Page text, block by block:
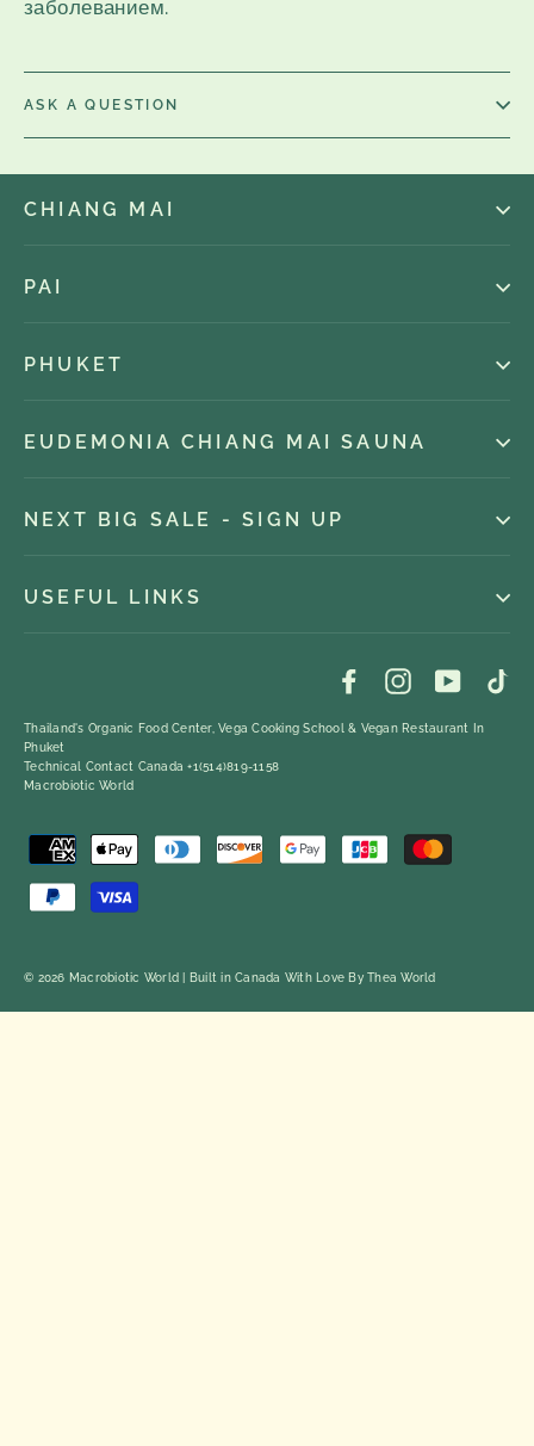
заболеванием.
ASK A QUESTION
CHIANG MAI
PAI
PHUKET
EUDEMONIA CHIANG MAI SAUNA
NEXT BIG SALE - SIGN UP
USEFUL LINKS
FacebookInstagram
Thailand's Organic Food Center, Vega Cooking School & Vegan Restaurant In
Phuket
Technical Contact Canada +1(514)819-1158
Macrobiotic World
© 2026 Macrobiotic World | Built in Canada With Love ByThea World